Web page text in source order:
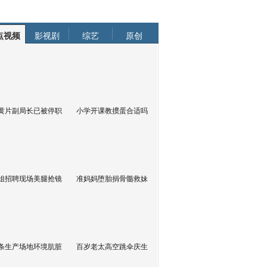
视频 影视剧 综艺 原创
片副局长已被停职 小学开课教掼蛋合适吗
招聘现场美腿抢镜 准妈妈堕胎捐骨髓救妹
生产场地环境肮脏 百岁老太高空跳伞庆生